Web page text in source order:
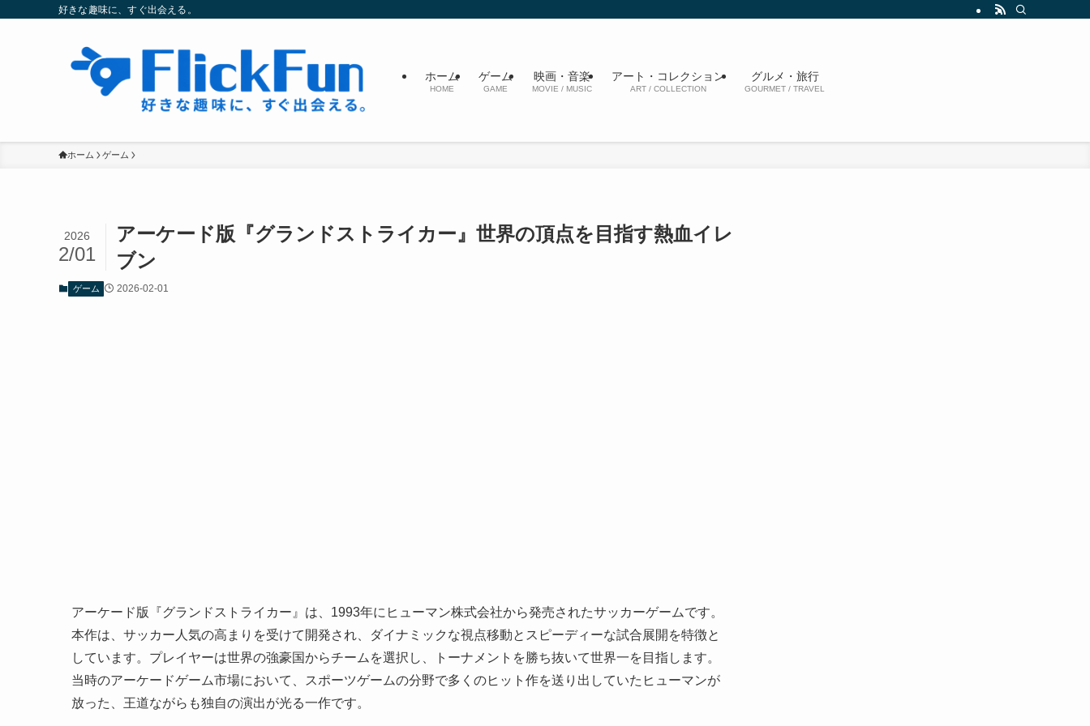
好きな趣味に、すぐ出会える。
ホーム
HOME
ゲーム
GAME
映画・音楽
MOVIE / MUSIC
アート・コレクション
ART / COLLECTION
グルメ・旅行
GOURMET / TRAVEL
ホーム ゲーム
アーケード版『グランドストライカー』世界の頂点を目指す熱血イレ
ブン
2026
2/01
ゲーム 2026-02-01
アーケード版『グランドストライカー』は、1993年にヒューマン株式会社から発売されたサッカーゲームです。
本作は、サッカー人気の高まりを受けて開発され、ダイナミックな視点移動とスピーディーな試合展開を特徴と
しています。プレイヤーは世界の強豪国からチームを選択し、トーナメントを勝ち抜いて世界一を目指します。
当時のアーケードゲーム市場において、スポーツゲームの分野で多くのヒット作を送り出していたヒューマンが
放った、王道ながらも独自の演出が光る一作です。